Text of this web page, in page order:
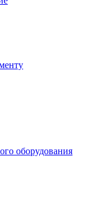
оборудования